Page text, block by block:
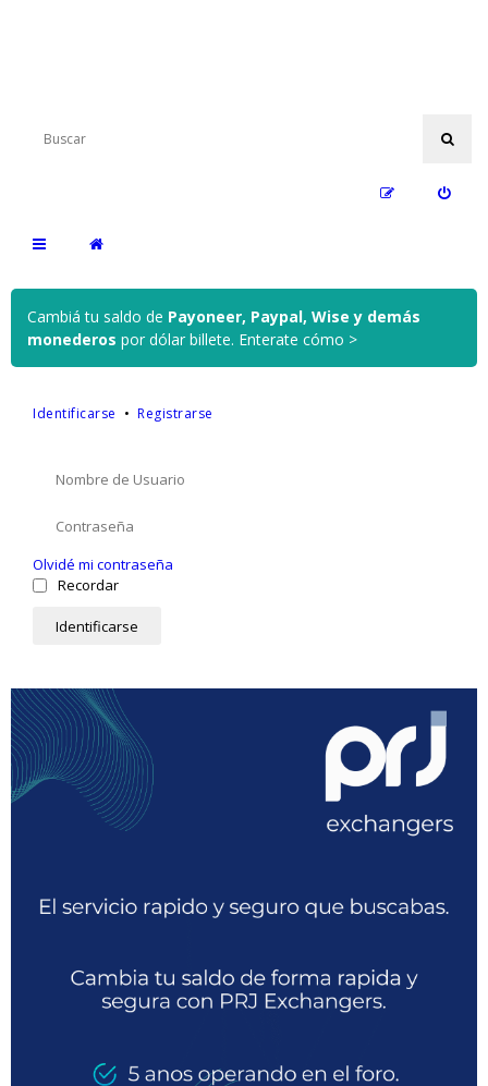
Cambiá tu saldo de Payoneer, Paypal, Wise y demás
monederos por dólar billete. Enterate cómo >
Identificarse • Registrarse
Olvidé mi contraseña
Recordar